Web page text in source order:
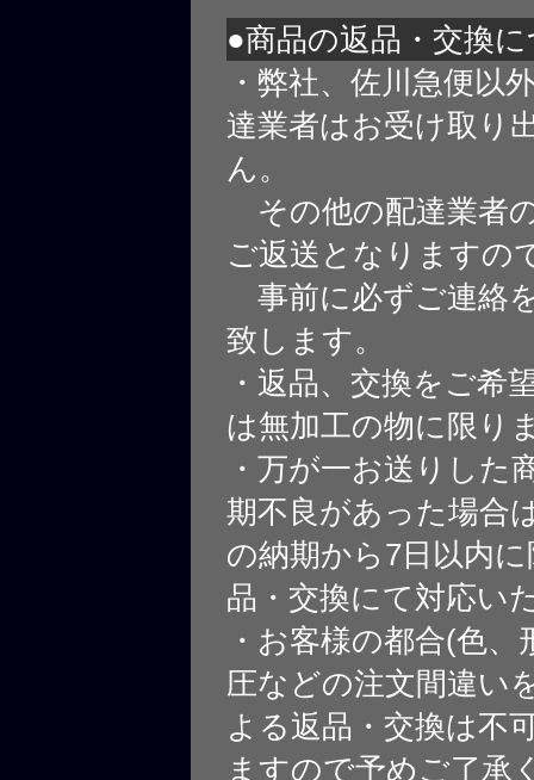
●商品の返品・交換
・弊社、佐川急便以
達業者はお受け取り
ん。
その他の配達業者
ご返送となりますの
事前に必ずご連絡
致します。
・返品、交換をご希
は無加工の物に限り
・万が一お送りした
期不良があった場合
の納期から7日以内
品・交換にて対応い
・お客様の都合(色、
圧などの注文間違い
よる返品・交換は不
ますので予めご了承